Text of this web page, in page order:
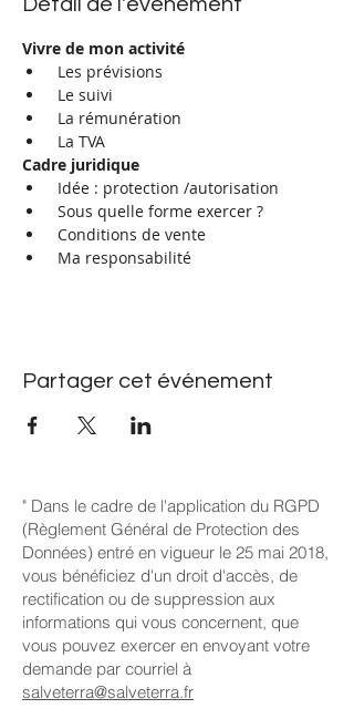
Détail de l'événement
Vivre de mon activité
Les prévisions
Le suivi
La rémunération
La TVA
Cadre juridique
Idée : protection /autorisation
Sous quelle forme exercer ?
Conditions de vente
Ma responsabilité
Partager cet événement
" Dans le cadre de l'application du RGPD
(Règlement Général de Protection des
Données) entré en vigueur le 25 mai 2018,
vous bénéficiez d'un droit d'accès, de
rectification ou de suppression aux
informations qui vous concernent, que
vous pouvez exercer en envoyant votre
demande par courriel à
salveterra@salveterra.fr